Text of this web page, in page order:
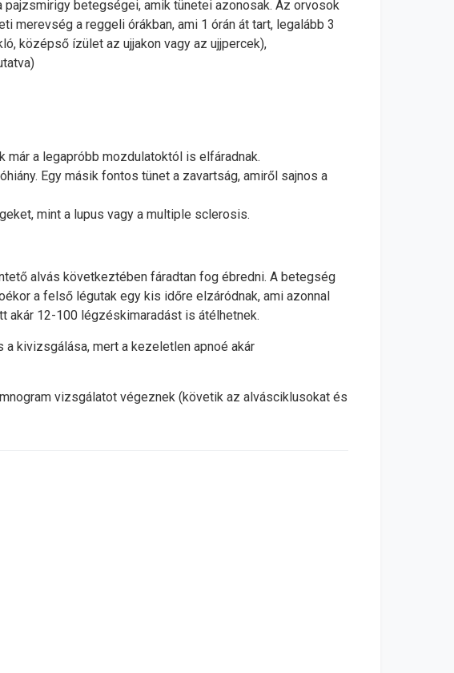
betegségei, amik tünetei azonosak. Az orvosok
merevség a reggeli órákban, ami 1 órán át tart, legalább 3
középső ízület az ujjakon vagy az ujjpercek),
a legapróbb mozdulatoktól is elfáradnak.
Egy másik fontos tünet a zavartság, amiről sajnos a
mint a lupus vagy a multiple sclerosis.
alvás következtében fáradtan fog ébredni. A betegség
a felső légutak egy kis időre elzáródnak, ami azonnal
akár 12-100 légzéskimaradást is átélhetnek.
kivizsgálása, mert a kezeletlen apnoé akár
vizsgálatot végeznek (követik az alvásciklusokat és